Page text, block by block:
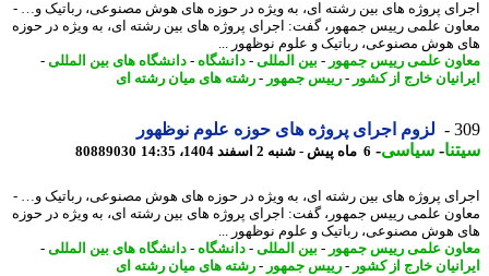
پروژه های بین رشته ای، به ویژه در حوزه های هوش مصنوعی، رباتیک و… -
علمی رییس جمهور، گفت: اجرای پروژه های بین رشته ای، به ویژه در حوزه
هوش مصنوعی، رباتیک و علوم نوظهور ...
علمی رییس جمهور-بین المللی-دانشگاه-دانشگاه های بین المللی-
خارج از کشور-رییس جمهور-رشته های میان رشته ای
لزوم اجرای پروژه های حوزه علوم نوظهور
-سیاسی-6 ماه پیش - شنبه 2 اسفند 1404، 14:35 80889030
پروژه های بین رشته ای، به ویژه در حوزه های هوش مصنوعی، رباتیک و… -
علمی رییس جمهور، گفت: اجرای پروژه های بین رشته ای، به ویژه در حوزه
هوش مصنوعی، رباتیک و علوم نوظهور ...
علمی رییس جمهور-بین المللی-دانشگاه-دانشگاه های بین المللی-
خارج از کشور-رییس جمهور-رشته های میان رشته ای